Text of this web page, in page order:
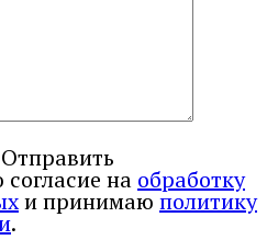
на обработку
и принимаю политику
.